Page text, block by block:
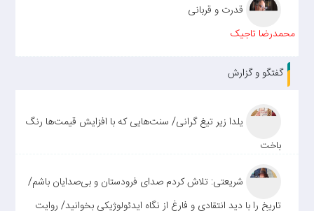
قدرت و قربانی
محمدرضا تاجیک
گفتگو و گزارش
یلدا زیر تیغ گرانی/ سنت‌هایی که با افزایش قیمت‌ها رنگ
باخت
شریعتی: تلاش کردم صدای فرودستان و بی‌صدایان باشم/
تاریخ را با دید انتقادی و فارغ از نگاه ایدئولوژیکی بخوانید/ روایت